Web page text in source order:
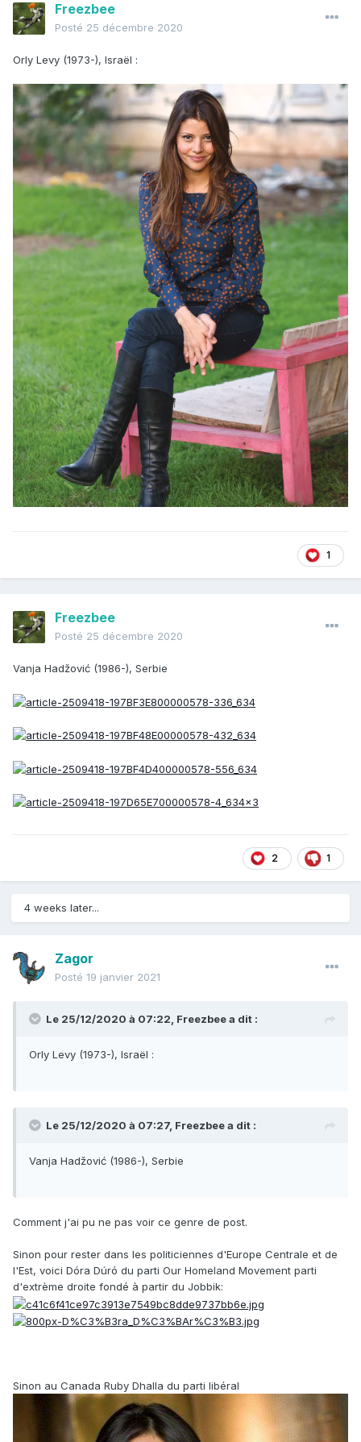
Freezbee
Posté 25 décembre 2020
Orly Levy (1973-), Israël :
1
Freezbee
Posté 25 décembre 2020
Vanja Hadžović (1986-), Serbie
2 1
4 weeks later...
Zagor
Posté 19 janvier 2021
Le 25/12/2020 à 07:22, Freezbeea dit :
Orly Levy (1973-), Israël :
Le 25/12/2020 à 07:27, Freezbeea dit :
Vanja Hadžović (1986-), Serbie
Comment j'ai pu ne pas voir ce genre de post.
Sinon pour rester dans les politiciennes d'Europe Centrale et de
l'Est, voici Dóra Dúró du parti Our Homeland Movement parti
d'extrème droite fondé à partir du Jobbik:
Sinon au Canada Ruby Dhalla du parti libéral